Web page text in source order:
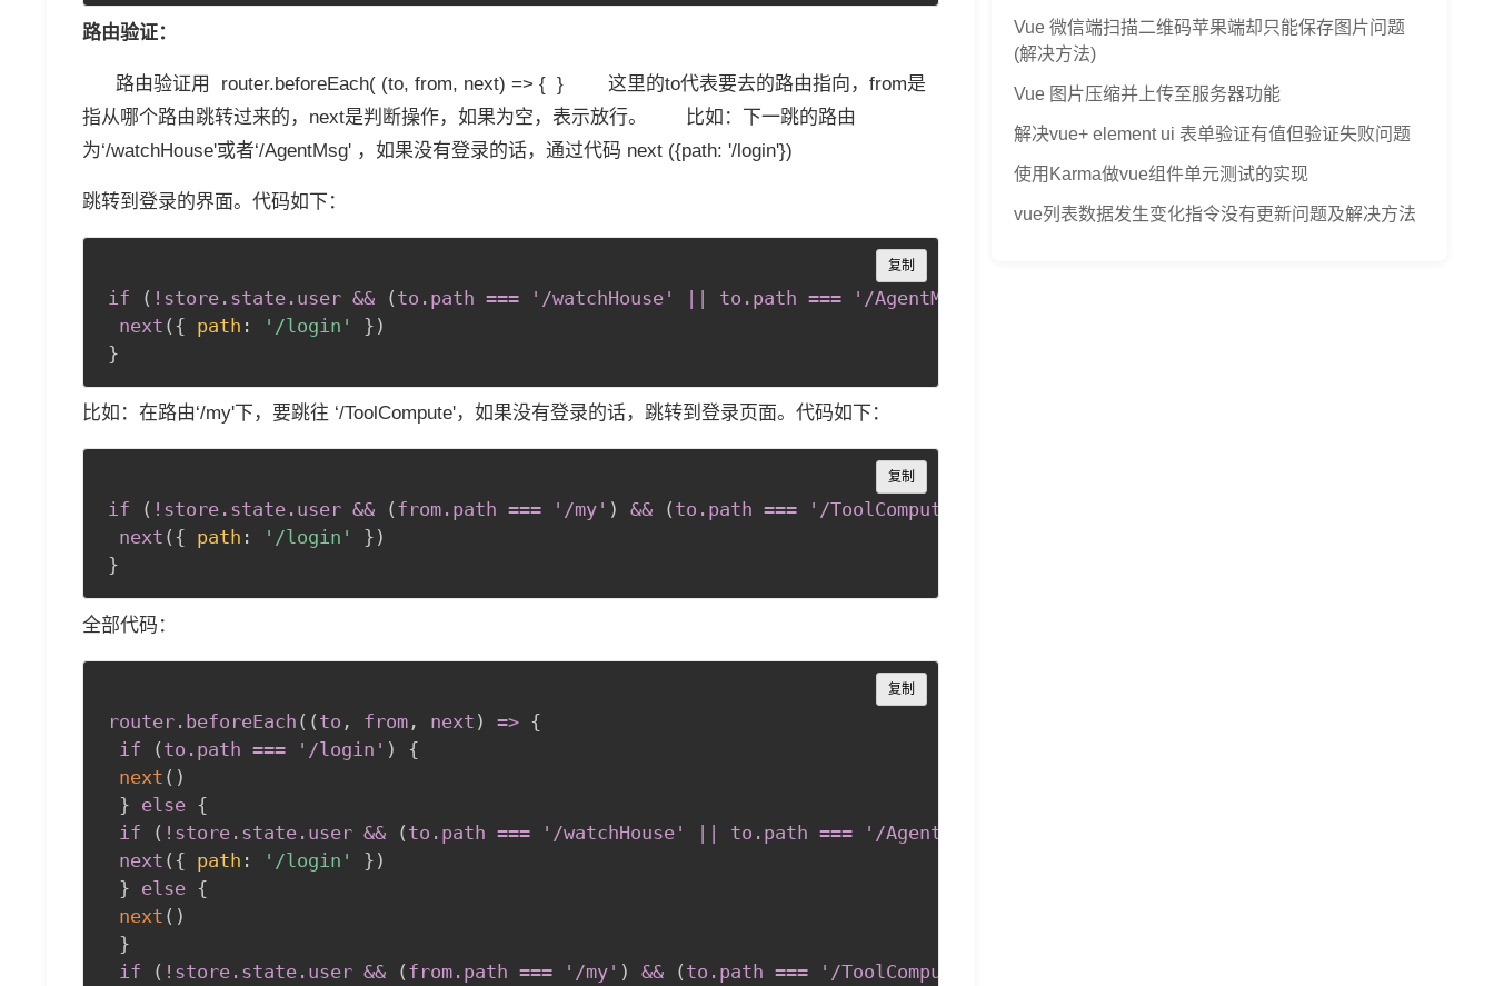
路由验证：
路由验证用 router.beforeEach( (to, from, next) => { } 这里的to代表要去的路由指向，from是
指从哪个路由跳转过来的，next是判断操作，如果为空，表示放行。 比如：下一跳的路由
为‘/watchHouse'或者‘/AgentMsg' ，如果没有登录的话，通过代码 next ({path: '/login'})
跳转到登录的界面。代码如下：
if ( !store .state .user && ( to .path === '/watchHouse' || to .path === '/AgentMsg'
next ( { path : '/login' } )
}
复制
Copy
比如：在路由‘/my'下，要跳往 ‘/ToolCompute'，如果没有登录的话，跳转到登录页面。代码如下：
if ( !store .state .user && ( from .path === '/my' ) && ( to .path === '/ToolCompute'
next ( { path : '/login' } )
}
复制
Copy
全部代码：
router .beforeEach ( ( to , from , next ) => {
if
( to .path === '/login' )
{
next ( )
} else {
if
( !store .state .user && ( to .path === '/watchHouse' || to .path === '/AgentMsg'
next ( { path : '/login' } )
} else {
next ( )
}
if
( !store .state .user && ( from .path === '/my' ) && ( to .path === '/ToolCompute'
复制
Copy
Vue 微信端扫描二维码苹果端却只能保存图片问题
(解决方法)
Vue 图片压缩并上传至服务器功能
解决vue+ element ui 表单验证有值但验证失败问题
使用Karma做vue组件单元测试的实现
vue列表数据发生变化指令没有更新问题及解决方法